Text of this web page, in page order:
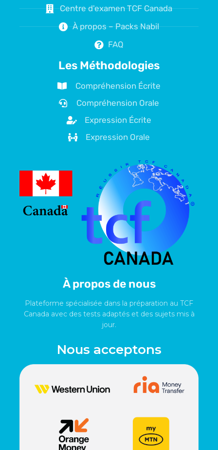
Centre d'examen TCF Canada
À propos – Packs Nabil
FAQ
Les Méthodologies
Compréhension Écrite
Compréhension Orale
Expression Écrite
Expression Orale
À propos de nous
Plateforme spécialisée dans la préparation au TCF
Canada avec des tests adaptés et des sujets mis à
jour.
Nous acceptons